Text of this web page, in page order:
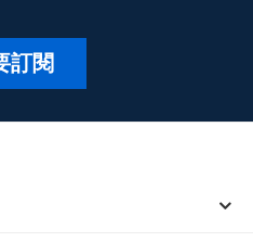
訂閱